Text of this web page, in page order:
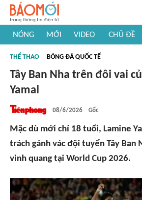
NÓNG MỚI VIDEO CHỦ ĐỀ
#Khám phá thế giới
THỂ THAO BÓNG ĐÁ QUỐC TẾ
Tây Ban Nha trên đôi vai
Yamal
08/6/2026 Gốc
Mặc dù mới chỉ 18 tuổi, Lamine
trách gánh vác đội tuyển Tây Ban
vinh quang tại World Cup 2026.